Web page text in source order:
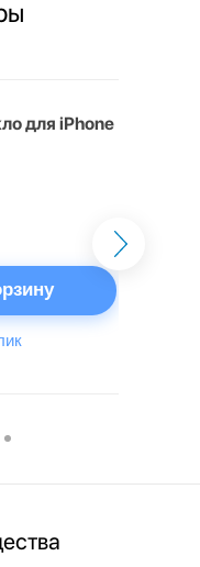
для iPhone